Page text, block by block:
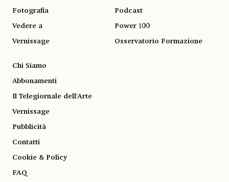
Fotografia
Vedere a
Vernissage
Podcast
Power 100
Osservatorio Formazione
Chi Siamo
Abbonamenti
Il Telegiornale dell'Arte
Vernissage
Pubblicità
Contatti
Cookie & Policy
FAQ